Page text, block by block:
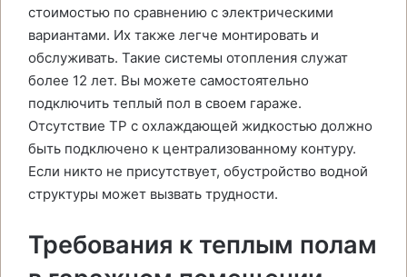
стоимостью по сравнению с электрическими
вариантами. Их также легче монтировать и
обслуживать. Такие системы отопления служат
более 12 лет. Вы можете самостоятельно
подключить теплый пол в своем гараже.
Отсутствие TP с охлаждающей жидкостью должно
быть подключено к централизованному контуру.
Если никто не присутствует, обустройство водной
структуры может вызвать трудности.
Требования к теплым полам